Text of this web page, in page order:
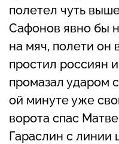
полетел чуть
Сафонов явно бы
на мяч, полети он
простил россиян
промазал ударом
ой минуте уже
ворота спас
Гараслин с линии